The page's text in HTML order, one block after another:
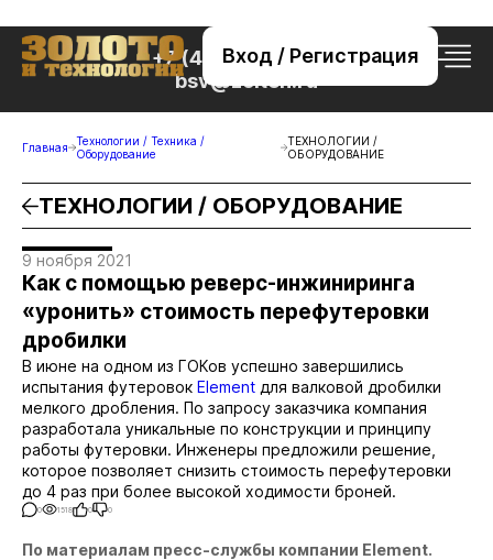
Вход / Регистрация
+7 (495) 221-76-32
bsv@zolteh.ru
Главная
Технологии / Техника /
Оборудование
ТЕХНОЛОГИИ /
ОБОРУДОВАНИЕ
ТЕХНОЛОГИИ / ОБОРУДОВАНИЕ
9 ноября 2021
Как с помощью реверс-инжиниринга
«уронить» стоимость перефутеровки
дробилки
В июне на одном из ГОКов успешно завершились
испытания футеровок Element для валковой дробилки
мелкого дробления. По запросу заказчика компания
разработала уникальные по конструкции и принципу
работы футеровки. Инженеры предложили решение,
которое позволяет снизить стоимость перефутеровки
до 4 раз при более высокой ходимости броней.
0 1518 0 0
По материалам пресс-службы компании Element.